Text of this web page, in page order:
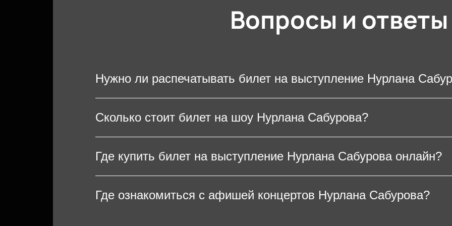
Вопросы и ответы
Нужно ли распечатывать билет на выступление Нурлана
Чтобы попасть на выступление любимого юмориста, потребуется
билеты на мобильном устройстве. На большинстве концертных
Сабуров, распечатывание не является необходимостью.
Сколько стоит билет на шоу Нурлана Сабурова?
Стоимость билетов на концерт Нурлана Сабурова зависит от выбранной
мест в зале. Важно отметить, что концерты резидента шоу «Stand Up»
поэтому рекомендуем бронировать билеты заранее.
Где купить билет на выступление Нурлана Сабурова онлайн?
Купить билеты на концерт Нурлана Сабурова можно на нашем сайте. Для
концертную площадку, места в зале и предпочтительный способ оплаты
Где ознакомиться с афишей концертов Нурлана Сабурова?